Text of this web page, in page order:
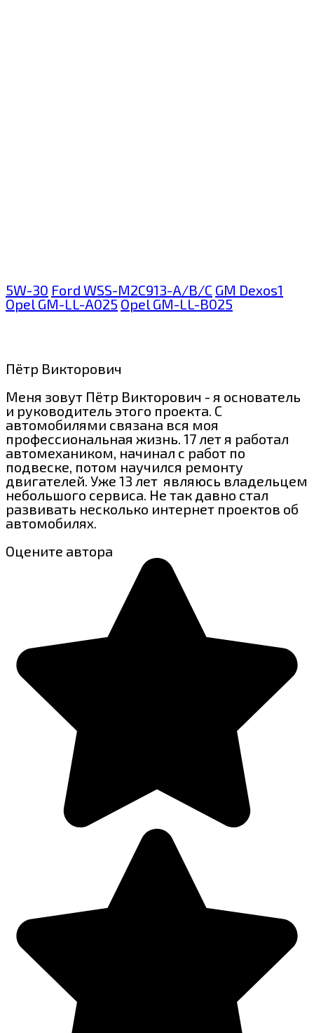
5W-30 Ford WSS-M2C913-A/B/C GM Dexos1
Opel GM-LL-A025 Opel GM-LL-B025
Пётр Викторович
Меня зовут Пётр Викторович - я основатель
и руководитель этого проекта. С
автомобилями связана вся моя
профессиональная жизнь. 17 лет я работал
автомехаником, начинал с работ по
подвеске, потом научился ремонту
двигателей. Уже 13 лет являюсь владельцем
небольшого сервиса. Не так давно стал
развивать несколько интернет проектов об
автомобилях.
Оцените автора